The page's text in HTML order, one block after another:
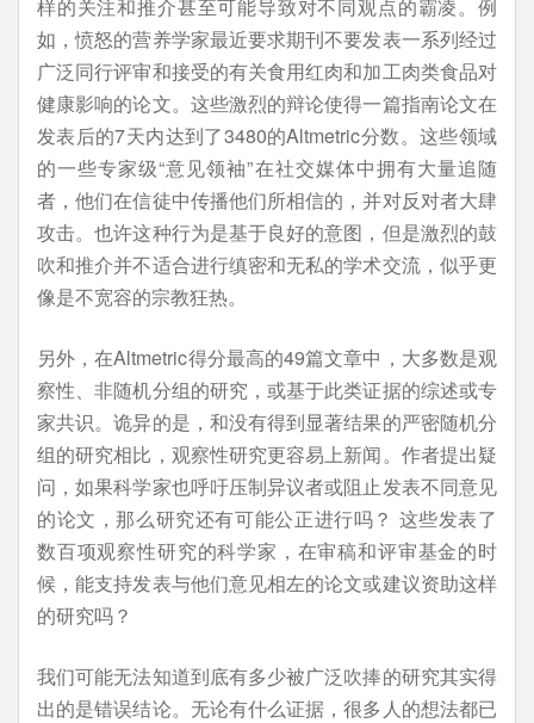
样的关注和推介甚至可能导致对不同观点的霸凌。例
如，愤怒的营养学家最近要求期刊不要发表一系列经过
广泛同行评审和接受的有关食用红肉和加工肉类食品对
健康影响的论文。这些激烈的辩论使得一篇指南论文在
发表后的7天内达到了3480的Altmetric分数。这些领域
的一些专家级“意见领袖”在社交媒体中拥有大量追随
者，他们在信徒中传播他们所相信的，并对反对者大肆
攻击。也许这种行为是基于良好的意图，但是激烈的鼓
吹和推介并不适合进行缜密和无私的学术交流，似乎更
像是不宽容的宗教狂热。
另外，在Altmetric得分最高的49篇文章中，大多数是观
察性、非随机分组的研究，或基于此类证据的综述或专
家共识。诡异的是，和没有得到显著结果的严密随机分
组的研究相比，观察性研究更容易上新闻。作者提出疑
问，如果科学家也呼吁压制异议者或阻止发表不同意见
的论文，那么研究还有可能公正进行吗？ 这些发表了
数百项观察性研究的科学家，在审稿和评审基金的时
候，能支持发表与他们意见相左的论文或建议资助这样
的研究吗？
我们可能无法知道到底有多少被广泛吹捧的研究其实得
出的是错误结论。无论有什么证据，很多人的想法都已